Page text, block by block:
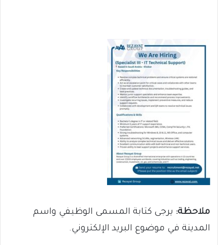
ملاحظة: يرجى كتابة المسمى الوظيفي واسم
المدينة في موضوع البريد الإلكتروني.